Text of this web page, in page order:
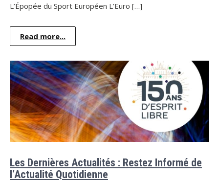
L’Épopée du Sport Européen L’Euro […]
Read more...
Les Dernières Actualités : Restez Informé de
l’Actualité Quotidienne